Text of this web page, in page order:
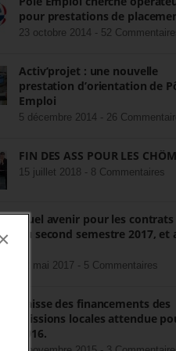
pour prestations de
23 octobre 2014 - 52
Activ’projet : une nouvelle
prestation d’orientation de
Emploi
5 décembre 2014 - 26
FIN DES ASS POUR LES
15 juillet 2018 - 8 Commentaires
Quel avenir pour les contrats
au second semestre 2017, et
22 mai 2017 - 5 Commentaires
Baisse des financements des
missions locales attendue
2016.